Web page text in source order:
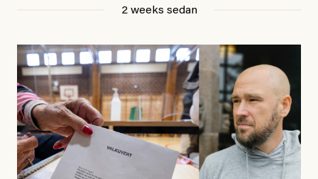
utpekas som israelisk infiltratör”. Enligt ingressen
handlar artikeln om en person vars ”bakgrund skapar
splittring och oro i rörelsen”. Problemet är att artikeln
skapar betydligt mer oro i palestinarörelsen – och den
oberoende vänstern – än den porträtterade personen
eller dess bakgrund.
2 weeks sedan